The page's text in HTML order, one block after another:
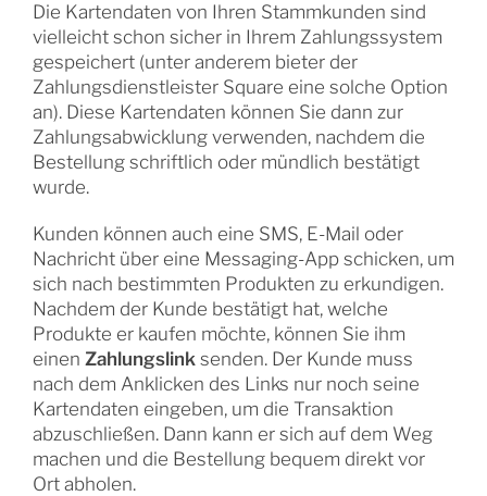
Die Kartendaten von Ihren Stammkunden sind
vielleicht schon sicher in Ihrem Zahlungssystem
gespeichert (unter anderem bieter der
Zahlungsdienstleister Square eine solche Option
an). Diese Kartendaten können Sie dann zur
Zahlungsabwicklung verwenden, nachdem die
Bestellung schriftlich oder mündlich bestätigt
wurde.
Kunden können auch eine SMS, E-Mail oder
Nachricht über eine Messaging-App schicken, um
sich nach bestimmten Produkten zu erkundigen.
Nachdem der Kunde bestätigt hat, welche
Produkte er kaufen möchte, können Sie ihm
einen Zahlungslinksenden. Der Kunde muss
nach dem Anklicken des Links nur noch seine
Kartendaten eingeben, um die Transaktion
abzuschließen. Dann kann er sich auf dem Weg
machen und die Bestellung bequem direkt vor
Ort abholen.